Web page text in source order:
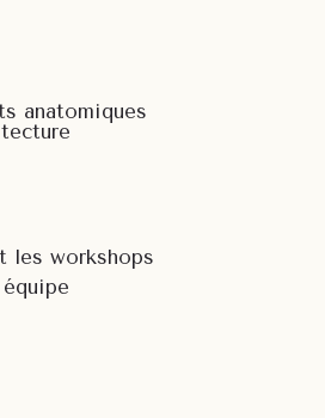
anatomiques
les workshops